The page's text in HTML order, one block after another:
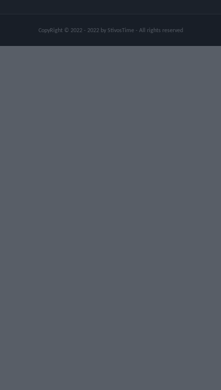
CopyRight © 2022 - 2022 by StivosTime - All rights reserved